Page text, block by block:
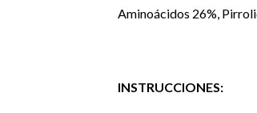
Aminoácidos 26%,
INSTRUCCIONES: